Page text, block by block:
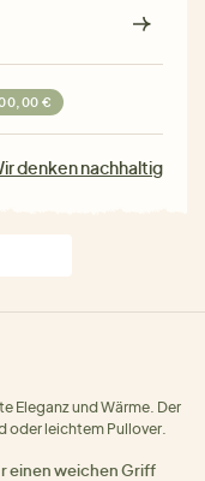
€
denken nachhaltig
Eleganz und Wärme. Der
oder leichtem Pullover.
einen weichen Griff